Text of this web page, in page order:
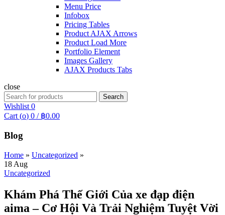
Menu Price
Infobox
Pricing Tables
Product AJAX Arrows
Product Load More
Portfolio Element
Images Gallery
AJAX Products Tabs
close
Search
for:
Search
Wishlist 0
Cart (o) 0 / ฿0.00
Blog
Home » Uncategorized »
18 Aug
Uncategorized
Khám Phá Thế Giới Của xe đạp điện
aima – Cơ Hội Và Trải Nghiệm Tuyệt Vời